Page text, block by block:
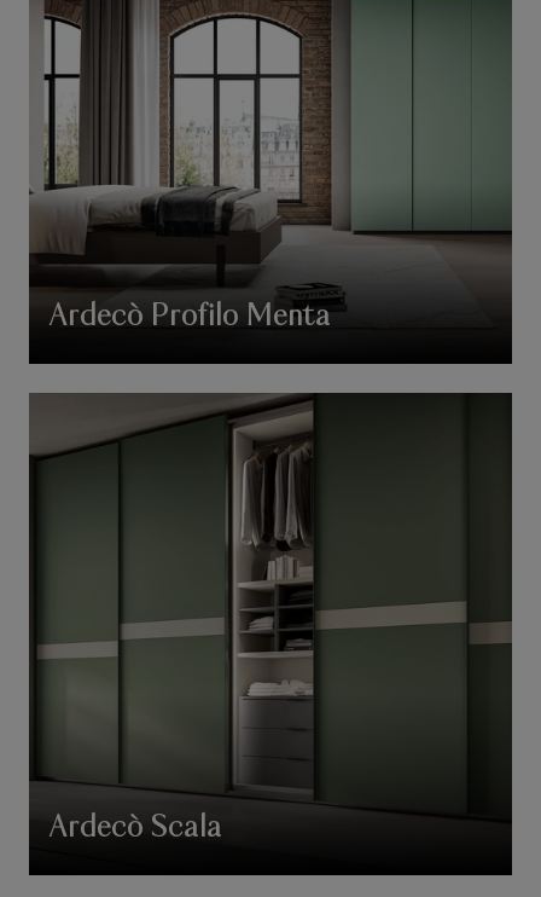
Ardecò Profilo Menta
Ardecò Scala